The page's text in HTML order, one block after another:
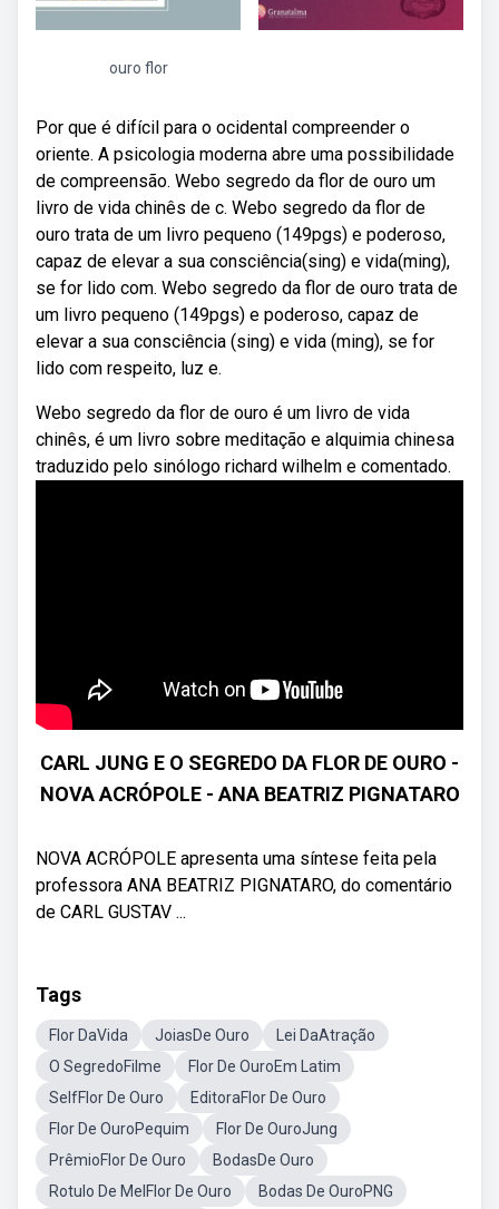
ouro flor
Por que é difícil para o ocidental compreender o
oriente. A psicologia moderna abre uma possibilidade
de compreensão. Webo segredo da flor de ouro um
livro de vida chinês de c. Webo segredo da flor de
ouro trata de um livro pequeno (149pgs) e poderoso,
capaz de elevar a sua consciência(sing) e vida(ming),
se for lido com. Webo segredo da flor de ouro trata de
um livro pequeno (149pgs) e poderoso, capaz de
elevar a sua consciência (sing) e vida (ming), se for
lido com respeito, luz e.
Webo segredo da flor de ouro é um livro de vida
chinês, é um livro sobre meditação e alquimia chinesa
traduzido pelo sinólogo richard wilhelm e comentado.
CARL JUNG E O SEGREDO DA FLOR DE OURO -
NOVA ACRÓPOLE - ANA BEATRIZ PIGNATARO
NOVA ACRÓPOLE apresenta uma síntese feita pela
professora ANA BEATRIZ PIGNATARO, do comentário
de CARL GUSTAV ...
Tags
Flor DaVida JoiasDe Ouro
Lei DaAtração
O SegredoFilme
Flor De OuroEm Latim
SelfFlor De Ouro
EditoraFlor De Ouro
Flor De OuroPequim
Flor De OuroJung
PrêmioFlor De Ouro
BodasDe Ouro
Rotulo De MelFlor De Ouro
Bodas De OuroPNG